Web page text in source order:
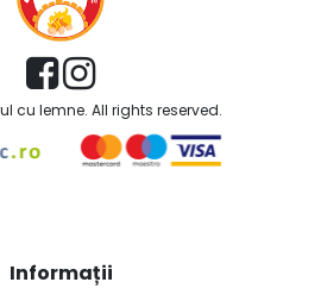
cu lemne. All rights reserved.
Informații